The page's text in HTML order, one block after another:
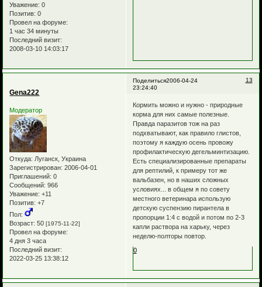
Уважение: 0
Позитив: 0
Провел на форуме:
1 час 34 минуты
Последний визит:
2008-03-10 14:03:17
Поделиться 13
2006-04-24
23:24:40
Gena222
Модератор
Откуда: Луганск, Украина
Зарегистрирован: 2006-04-01
Приглашений: 0
Сообщений: 966
Уважение: +11
Позитив: +7
Пол:
Возраст: 50[1975-11-22]
Провел на форуме:
4 дня 3 часа
Последний визит:
2022-03-25 13:38:12
Кормить можно и нужно - природные
корма для них самые полезные.
Правда паразитов тож на раз
подхватывают, как правило глистов,
поэтому я каждую осень провожу
профилактическую дегельминтизацию.
Есть специализированные препараты
для рептилий, к примеру тот же
вальбазен, но в наших сложных
условиях... в общем я по совету
местного ветеринара использую
детскую суспензию пирантела в
пропорции 1:4 с водой и потом по 2-3
капли раствора на харьку, через
неделю-полторы повтор.
0